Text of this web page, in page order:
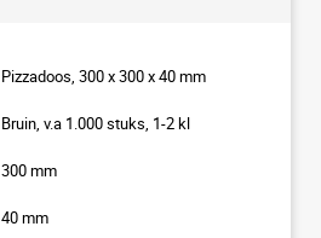
Pizzadoos, 300 x 300 x 40 mm
Bruin, v.a 1.000 stuks, 1-2 kl
300 mm
40 mm